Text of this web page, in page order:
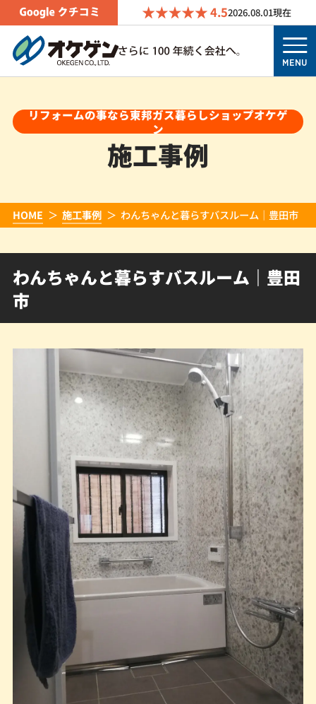
4.52026.08.01現在
MENU
リフォームの事なら東邦ガス暮らしショップオケゲ
ン
施工事例
HOME 施工事例 わんちゃんと暮らすバスルーム｜豊田市
わんちゃんと暮らすバスルーム｜豊田
市